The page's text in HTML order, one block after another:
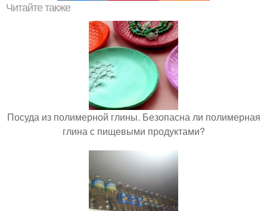
Читайте также
Посуда из полимерной глины. Безопасна ли полимерная
глина с пищевыми продуктами?